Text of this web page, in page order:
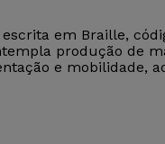
em Braille,
produção de
e mobilidade,